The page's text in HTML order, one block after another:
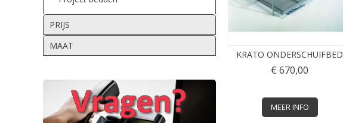
PRIJS
MAAT
KRATO ONDERSCHUIFBED
€ 670,00
MEER INFO